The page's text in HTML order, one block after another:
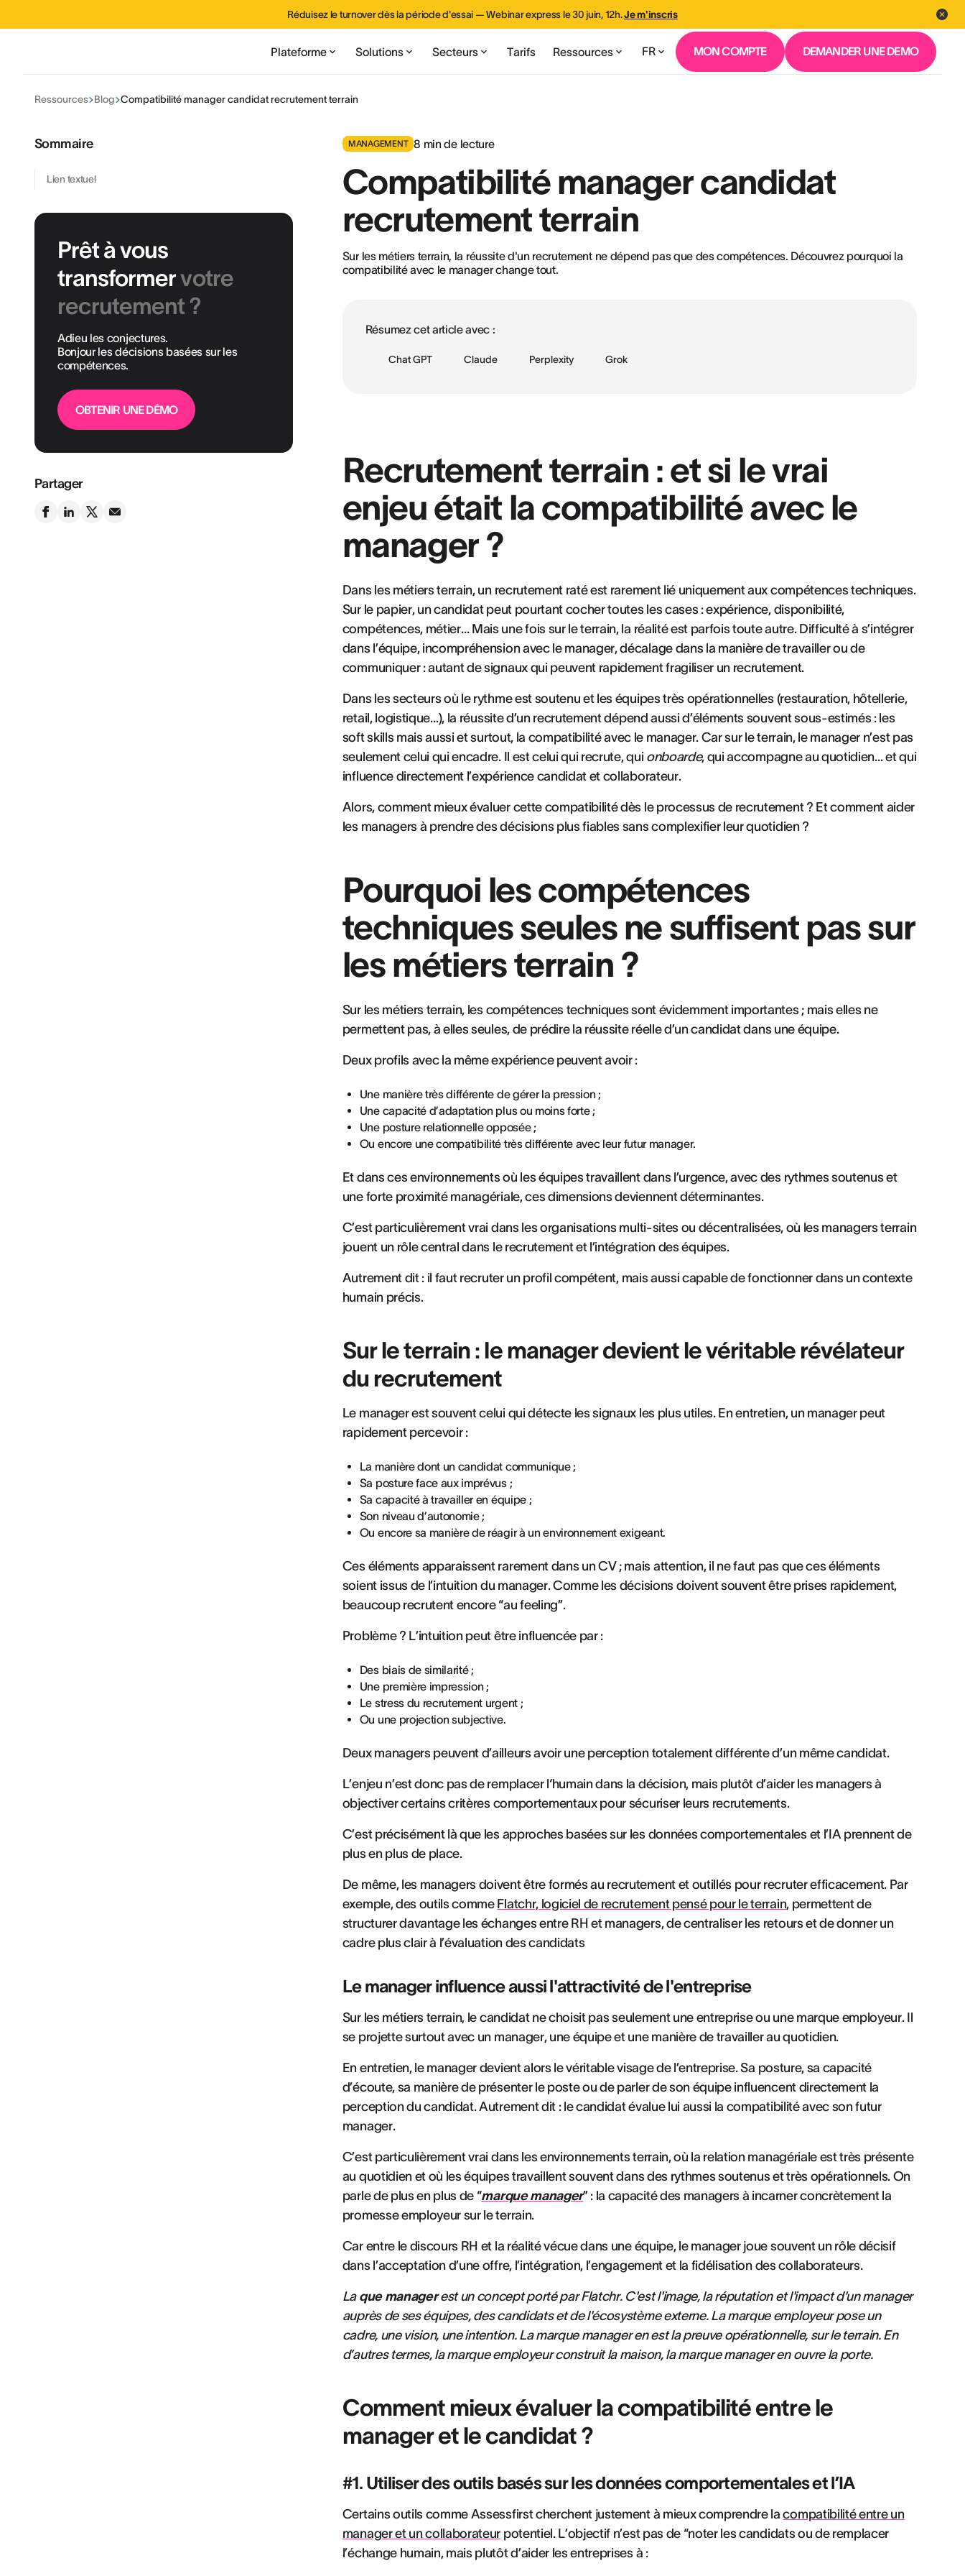
Réduisez le turnover dès la période d'essai — Webinar express le 30 juin, 12h.Je m'inscris
Plateforme Solutions Secteurs Tarifs Ressources FR MON COMPTE DEMANDER UNE DEMO
Ressources Blog Compatibilité manager candidat recrutement terrain
Sommaire
Lien textuel
Prêt à vous
transformervotre
recrutement ?
Adieu les conjectures.
Bonjour les décisions basées sur les
compétences.
OBTENIR UNE DÉMO
Partager
MANAGEMENT 8 min de lecture
Compatibilité manager candidat
recrutement terrain
Sur les métiers terrain, la réussite d'un recrutement ne dépend pas que des compétences. Découvrez pourquoi la
compatibilité avec le manager change tout.
Résumez cet article avec :
Chat GPT Claude Perplexity Grok
Recrutement terrain : et si le vrai
enjeu était la compatibilité avec le
manager ?
Dans les métiers terrain, un recrutement raté est rarement lié uniquement aux compétences techniques.
Sur le papier, un candidat peut pourtant cocher toutes les cases : expérience, disponibilité,
compétences, métier… Mais une fois sur le terrain, la réalité est parfois toute autre. Difficulté à s’intégrer
dans l’équipe, incompréhension avec le manager, décalage dans la manière de travailler ou de
communiquer : autant de signaux qui peuvent rapidement fragiliser un recrutement.
Dans les secteurs où le rythme est soutenu et les équipes très opérationnelles (restauration, hôtellerie,
retail, logistique…), la réussite d’un recrutement dépend aussi d’éléments souvent sous-estimés : les
soft skills mais aussi et surtout, la compatibilité avec le manager. Car sur le terrain, le manager n’est pas
seulement celui qui encadre. Il est celui qui recrute, qui onboarde, qui accompagne au quotidien… et qui
influence directement l’expérience candidat et collaborateur.
Alors, comment mieux évaluer cette compatibilité dès le processus de recrutement ? Et comment aider
les managers à prendre des décisions plus fiables sans complexifier leur quotidien ?
Pourquoi les compétences
techniques seules ne suffisent pas sur
les métiers terrain ?
Sur les métiers terrain, les compétences techniques sont évidemment importantes ; mais elles ne
permettent pas, à elles seules, de prédire la réussite réelle d’un candidat dans une équipe.
Deux profils avec la même expérience peuvent avoir :
Une manière très différente de gérer la pression ;
Une capacité d’adaptation plus ou moins forte ;
Une posture relationnelle opposée ;
Ou encore une compatibilité très différente avec leur futur manager.
Et dans ces environnements où les équipes travaillent dans l’urgence, avec des rythmes soutenus et
une forte proximité managériale, ces dimensions deviennent déterminantes.
C’est particulièrement vrai dans les organisations multi-sites ou décentralisées, où les managers terrain
jouent un rôle central dans le recrutement et l’intégration des équipes.
Autrement dit : il faut recruter un profil compétent, mais aussi capable de fonctionner dans un contexte
humain précis.
Sur le terrain : le manager devient le véritable révélateur
du recrutement
Le manager est souvent celui qui détecte les signaux les plus utiles. En entretien, un manager peut
rapidement percevoir :
La manière dont un candidat communique ;
Sa posture face aux imprévus ;
Sa capacité à travailler en équipe ;
Son niveau d’autonomie ;
Ou encore sa manière de réagir à un environnement exigeant.
Ces éléments apparaissent rarement dans un CV ; mais attention, il ne faut pas que ces éléments
soient issus de l’intuition du manager. Comme les décisions doivent souvent être prises rapidement,
beaucoup recrutent encore “au feeling”.
Problème ? L’intuition peut être influencée par :
Des biais de similarité ;
Une première impression ;
Le stress du recrutement urgent ;
Ou une projection subjective.
Deux managers peuvent d’ailleurs avoir une perception totalement différente d’un même candidat.
L’enjeu n’est donc pas de remplacer l‘humain dans la décision, mais plutôt d’aider les managers à
objectiver certains critères comportementaux pour sécuriser leurs recrutements.
C’est précisément là que les approches basées sur les données comportementales et l’IA prennent de
plus en plus de place.
De même, les managers doivent être formés au recrutement et outillés pour recruter efficacement. Par
exemple, des outils comme Flatchr, logiciel de recrutement pensé pour le terrain, permettent de
structurer davantage les échanges entre RH et managers, de centraliser les retours et de donner un
cadre plus clair à l’évaluation des candidats
Le manager influence aussi l'attractivité de l'entreprise
Sur les métiers terrain, le candidat ne choisit pas seulement une entreprise ou une marque employeur. Il
se projette surtout avec un manager, une équipe et une manière de travailler au quotidien.
En entretien, le manager devient alors le véritable visage de l’entreprise. Sa posture, sa capacité
d’écoute, sa manière de présenter le poste ou de parler de son équipe influencent directement la
perception du candidat. Autrement dit : le candidat évalue lui aussi la compatibilité avec son futur
manager.
C’est particulièrement vrai dans les environnements terrain, où la relation managériale est très présente
au quotidien et où les équipes travaillent souvent dans des rythmes soutenus et très opérationnels. On
parle de plus en plus de “marque manager” : la capacité des managers à incarner concrètement la
promesse employeur sur le terrain.
Car entre le discours RH et la réalité vécue dans une équipe, le manager joue souvent un rôle décisif
dans l’acceptation d’une offre, l’intégration, l’engagement et la fidélisation des collaborateurs.
La que managerest un concept porté par Flatchr. C'est l'image, la réputation et l'impact d'un manager
auprès de ses équipes, des candidats et de l'écosystème externe. La marque employeur pose un
cadre, une vision, une intention. La marque manager en est la preuve opérationnelle, sur le terrain. En
d’autres termes, la marque employeur construit la maison, la marque manager en ouvre la porte.
Comment mieux évaluer la compatibilité entre le
manager et le candidat ?
#1. Utiliser des outils basés sur les données comportementales et l’IA
Certains outils comme Assessfirst cherchent justement à mieux comprendre lacompatibilité entre un
manager et un collaborateur potentiel. L’objectif n’est pas de “noter les candidats ou de remplacer
l’échange humain, mais plutôt d’aider les entreprises à :